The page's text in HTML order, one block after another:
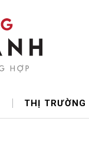
THỊ TRƯỜNG